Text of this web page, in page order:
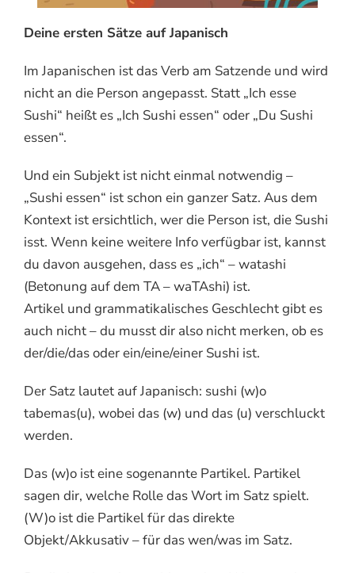
Deine ersten Sätze auf Japanisch
Im Japanischen ist das Verb am Satzende und wird
nicht an die Person angepasst. Statt „Ich esse
Sushi“ heißt es „Ich Sushi essen“ oder „Du Sushi
essen“.
Und ein Subjekt ist nicht einmal notwendig –
„Sushi essen“ ist schon ein ganzer Satz. Aus dem
Kontext ist ersichtlich, wer die Person ist, die Sushi
isst. Wenn keine weitere Info verfügbar ist, kannst
du davon ausgehen, dass es „ich“ – watashi
(Betonung auf dem TA – waTAshi) ist.
Artikel und grammatikalisches Geschlecht gibt es
auch nicht – du musst dir also nicht merken, ob es
der/die/das oder ein/eine/einer Sushi ist.
Der Satz lautet auf Japanisch: sushi (w)o
tabemas(u), wobei das (w) und das (u) verschluckt
werden.
Das (w)o ist eine sogenannte Partikel. Partikel
sagen dir, welche Rolle das Wort im Satz spielt.
(W)o ist die Partikel für das direkte
Objekt/Akkusativ – für das wen/was im Satz.